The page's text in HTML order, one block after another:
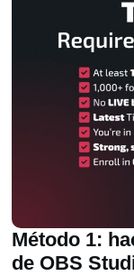
Método 1:
de OBS